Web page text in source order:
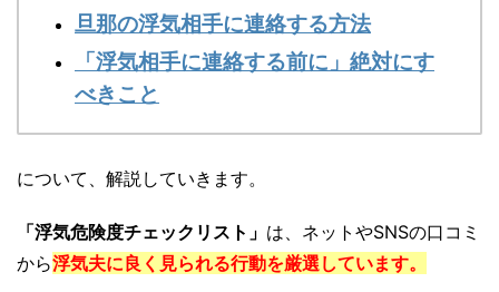
旦那の浮気相手に連絡する方法
「浮気相手に連絡する前に」絶対にす
べきこと
について、解説していきます。
「浮気危険度チェックリスト」 は、ネットやSNSの口コミ
から浮気夫に良く見られる行動を厳選しています。